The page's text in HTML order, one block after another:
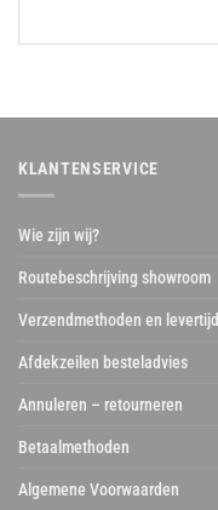
KLANTENSERVICE
Wie zijn wij?
Routebeschrijving showroom
Verzendmethoden en levertijd
Afdekzeilen besteladvies
Annuleren – retourneren
Betaalmethoden
Algemene Voorwaarden